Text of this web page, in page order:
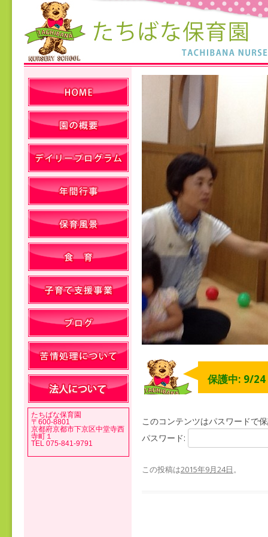
保護中: 9/24
このコンテンツはパスワードで
パスワード:
この投稿は2015年9月24日。
たちばな保育園
〒600-8801
京都府京都市下京区中堂寺西
寺町１
TEL 075-841-9791